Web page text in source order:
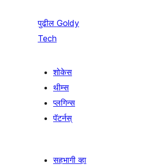
पुढील Goldy
Tech
शोकेस
थीम्स
प्लगिन्स
पॅटर्नस्
सहभागी व्हा